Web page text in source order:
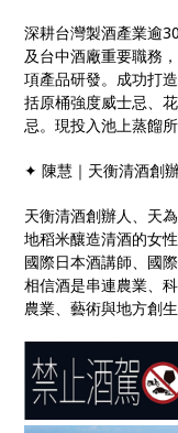
深耕台灣製酒產業逾
及台中酒廠重要職務
項產品研發。成功打
括原桶強度威士忌、
忌。現投入池上蒸餾
✦ 陳慧｜天衡清酒創
天衡清酒創辦人、天
地稻米釀造清酒的女
國際日本酒講師、國
相信酒是串連農業、
農業、藝術與地方創